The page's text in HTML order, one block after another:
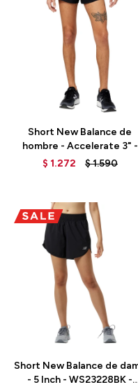
Short New Balance de
hombre - Accelerate 3" -
MS23243BK - BLACK
$ 1.272 $1.590
Short New Balance de
- 5 Inch - WS23228BK -